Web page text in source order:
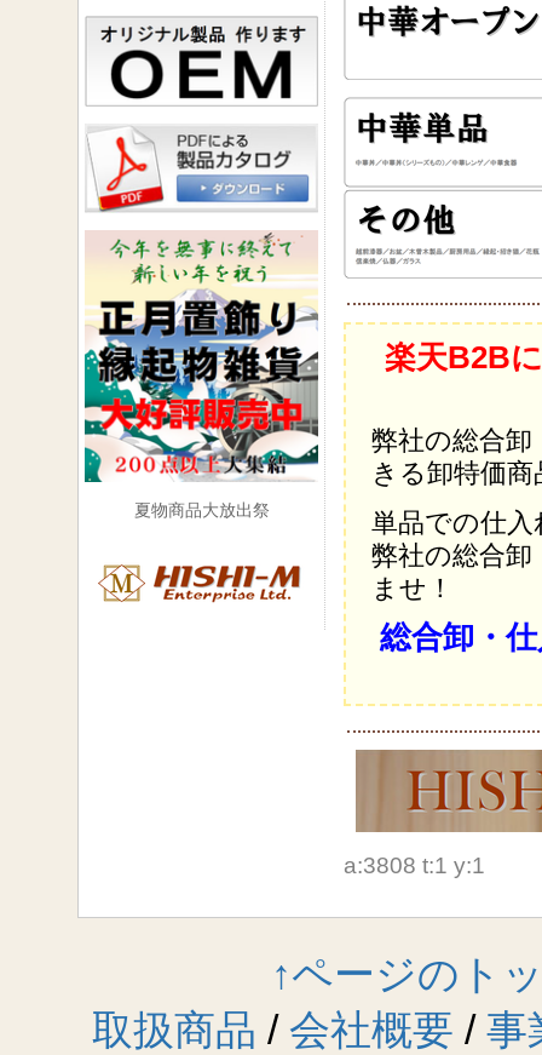
楽天B2B
弊社の総合
きる卸特価
単品での仕
弊社の総合
ませ！
総合卸・
a:3808 t:1 y:1
夏物商品大放出祭
↑ページのト
取扱商品 / 会社概要 / 事